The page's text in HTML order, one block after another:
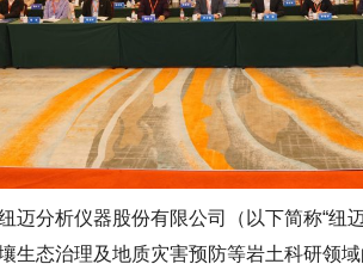
迈分析仪器股份有限公司（以下简称“纽
生态治理及地质灾害预防等岩土科研领域